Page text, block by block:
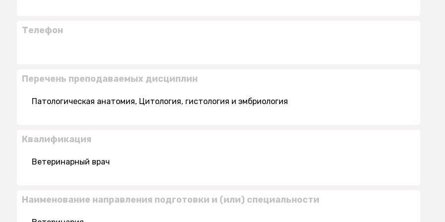
Телефон
Перечень преподаваемых дисциплин
Патологическая анатомия, Цитология, гистология и эмбриология
Квалификация
Ветеринарный врач
Наименование направления подготовки и (или) специальности